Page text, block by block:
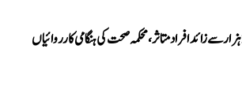
دیر بالا میں ہیضے کی وباء، 3 ہزار سے زائد افراد متاثر، محکمہ صحت کی ہنگامی کارروائیاں